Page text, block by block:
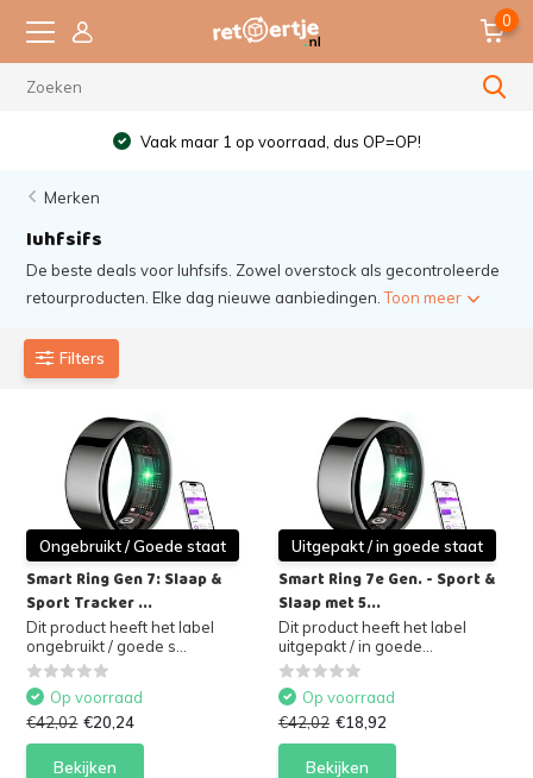
0
Vaak maar 1 op voorraad, dus OP=OP!
Merken
Iuhfsifs
De beste deals voor Iuhfsifs. Zowel overstock als gecontroleerde
retourproducten. Elke dag nieuwe aanbiedingen.Toon meer
Filters
Ongebruikt / Goede staat
Smart Ring Gen 7: Slaap &
Sport Tracker ...
Dit product heeft het label
ongebruikt / goede s...
Op voorraad
€42,02 €20,24
Bekijken
Uitgepakt / in goede staat
Smart Ring 7e Gen. - Sport &
Slaap met 5...
Dit product heeft het label
uitgepakt / in goede...
Op voorraad
€42,02 €18,92
Bekijken